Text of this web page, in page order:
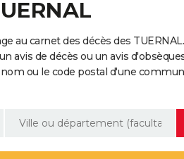
au carnet des décès des
avis de décès ou un avis
ou le code postal d'une